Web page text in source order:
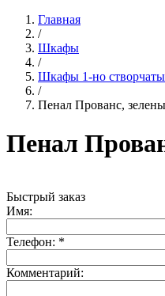
Главная
/
Шкафы
/
Шкафы 1-но
/
Пенал Прованс,
Пенал
Быстрый заказ
Имя:
Телефон: *
Комментарий: